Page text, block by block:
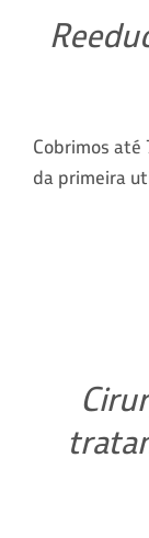
Cobrimos até
da primeira